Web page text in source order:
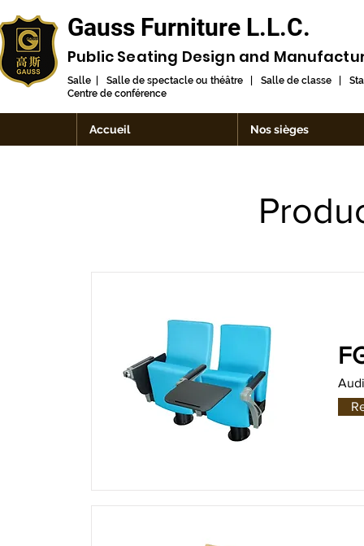
Gauss Furniture L.L.C.
Public Seating Design and
Salle | Salle de spectacle ou théâtre | Salle de classe |
Centre de conférence
Accueil Nos sièges